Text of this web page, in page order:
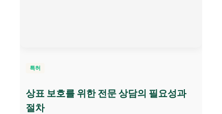
특허
상표 보호를 위한 전문 상담의 필요성과
절차